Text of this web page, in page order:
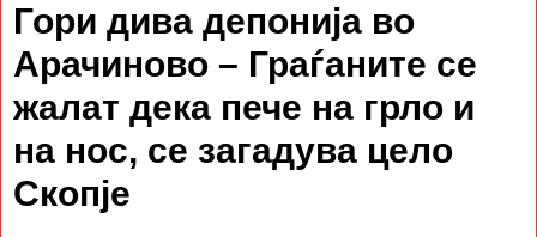
Гори дива депонија во
Арачиново – Граѓаните се
жалат дека пече на грло и
на нос, се загадува цело
Скопје